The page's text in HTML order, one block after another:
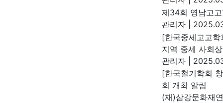
제34회 영남고
관리자
[한국중세고고
지역 중세 사회
관리자
[한국철기학회
회 개최 알림
(재)삼강문화재